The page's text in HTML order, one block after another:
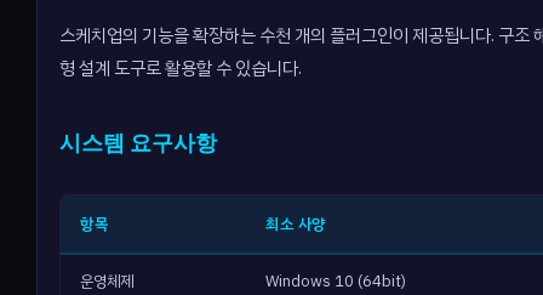
스케치업의 기능을 확장하는 수천 개의 플러그인이 제공됩니다. 구
형 설계 도구로 활용할 수 있습니다.
시스템 요구사항
항목 최소 사양
운영체제 Windows 10 (64bit)